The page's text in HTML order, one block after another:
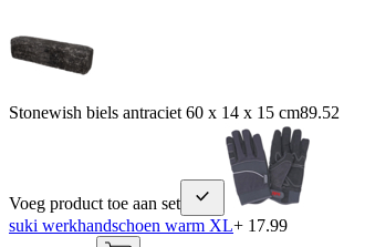
Stonewish biels antraciet 60 x 14 x 15 cm89.52
Voeg product toe aan set
suki werkhandschoen warm XL+ 17.99